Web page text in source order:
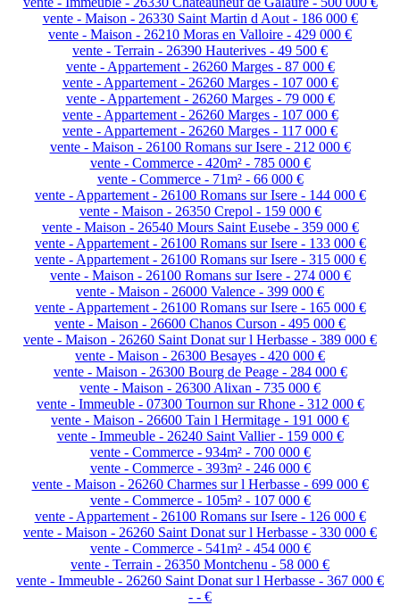
vente - Maison - 26330 Saint Martin d Aout - 186 000 €
vente - Maison - 26210 Moras en Valloire - 429 000 €
vente - Terrain - 26390 Hauterives - 49 500 €
vente - Appartement - 26260 Marges - 87 000 €
vente - Appartement - 26260 Marges - 107 000 €
vente - Appartement - 26260 Marges - 79 000 €
vente - Appartement - 26260 Marges - 107 000 €
vente - Appartement - 26260 Marges - 117 000 €
vente - Maison - 26100 Romans sur Isere - 212 000 €
vente - Commerce - 420m² - 785 000 €
vente - Commerce - 71m² - 66 000 €
vente - Appartement - 26100 Romans sur Isere - 144 000 €
vente - Maison - 26350 Crepol - 159 000 €
vente - Maison - 26540 Mours Saint Eusebe - 359 000 €
vente - Appartement - 26100 Romans sur Isere - 133 000 €
vente - Appartement - 26100 Romans sur Isere - 315 000 €
vente - Maison - 26100 Romans sur Isere - 274 000 €
vente - Maison - 26000 Valence - 399 000 €
vente - Appartement - 26100 Romans sur Isere - 165 000 €
vente - Maison - 26600 Chanos Curson - 495 000 €
vente - Maison - 26260 Saint Donat sur l Herbasse - 389 000 €
vente - Maison - 26300 Besayes - 420 000 €
vente - Maison - 26300 Bourg de Peage - 284 000 €
vente - Maison - 26300 Alixan - 735 000 €
vente - Immeuble - 07300 Tournon sur Rhone - 312 000 €
vente - Maison - 26600 Tain l Hermitage - 191 000 €
vente - Immeuble - 26240 Saint Vallier - 159 000 €
vente - Commerce - 934m² - 700 000 €
vente - Commerce - 393m² - 246 000 €
vente - Maison - 26260 Charmes sur l Herbasse - 699 000 €
vente - Commerce - 105m² - 107 000 €
vente - Appartement - 26100 Romans sur Isere - 126 000 €
vente - Maison - 26260 Saint Donat sur l Herbasse - 330 000 €
vente - Commerce - 541m² - 454 000 €
vente - Terrain - 26350 Montchenu - 58 000 €
vente - Immeuble - 26260 Saint Donat sur l Herbasse - 367 000 €
- - €